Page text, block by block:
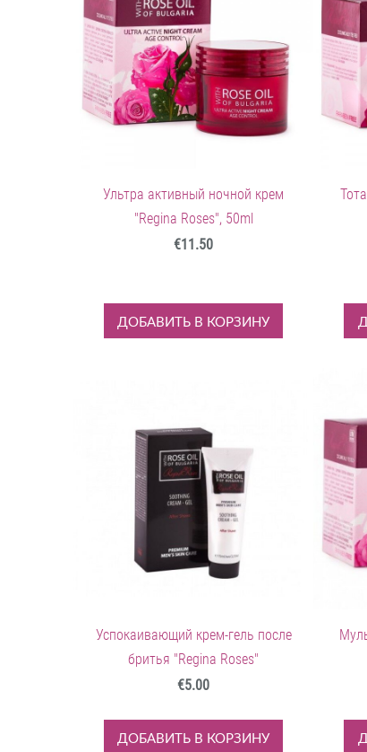
Ультра активный ночной крем
"Regina Roses", 50ml
€11.50
ДОБАВИТЬ В КОРЗИНУ
Успокаивающий крем-гель после
бритья "Regina Roses"
€5.00
ДОБАВИТЬ В КОРЗИНУ